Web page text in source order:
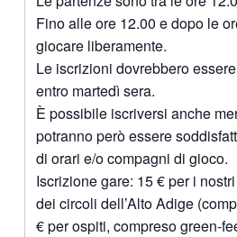
Fino alle ore 12.00 e dopo le
giocare liberamente.
Le iscrizioni dovrebbero
entro martedì sera.
È possibile iscriversi anche
potranno però essere
di orari e/o compagni di gioco.
Iscrizione gare: 15 € per i
dei circoli dell’Alto Adige
€ per ospiti, compreso green-